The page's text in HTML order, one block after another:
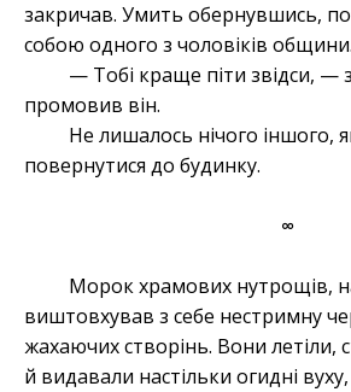
закричав. Умить обернувшись,
собою одного з чоловіків общини.
— Тобі краще піти звідси,
промовив він.
Не лишалось нічого іншого,
повернутися до будинку.
∞
Морок храмових нутрощів,
виштовхував з себе нестримну
жахаючих створінь. Вони летіли,
й видавали настільки огидні